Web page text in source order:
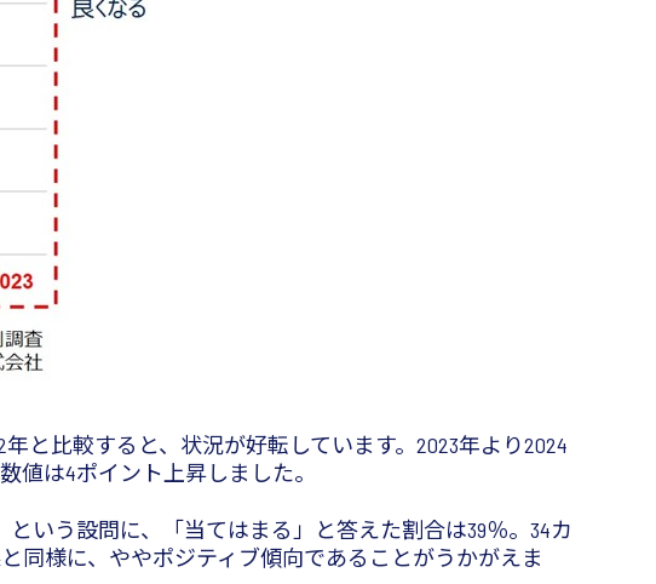
と比較すると、状況が好転しています。2023年より2024
値は4ポイント上昇しました。
いう設問に、「当てはまる」と答えた割合は39％。34カ
同様に、ややポジティブ傾向であることがうかがえま